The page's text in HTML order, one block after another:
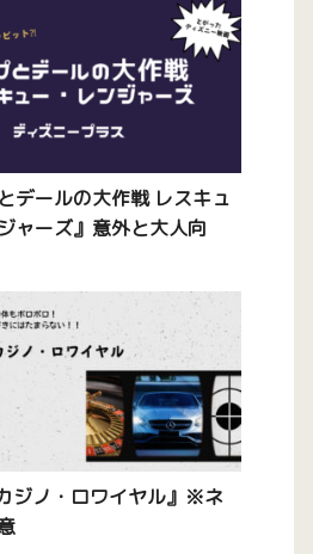
デールの大作戦 レスキュ
ャーズ』意外と大人向
ジノ・ロワイヤル』※ネ